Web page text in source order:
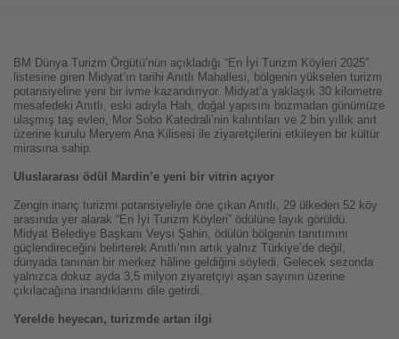
BM Dünya Turizm Örgütü’nün açıkladığı “En İyi Turizm Köyleri 2025”
listesine giren Midyat’ın tarihi Anıtlı Mahallesi, bölgenin yükselen turizm
potansiyeline yeni bir ivme kazandırıyor. Midyat’a yaklaşık 30 kilometre
mesafedeki Anıtlı, eski adıyla Hah, doğal yapısını bozmadan günümüze
ulaşmış taş evleri, Mor Sobo Katedrali’nin kalıntıları ve 2 bin yıllık anıt
üzerine kurulu Meryem Ana Kilisesi ile ziyaretçilerini etkileyen bir kültür
mirasına sahip.
Uluslararası ödül Mardin’e yeni bir vitrin açıyor
Zengin inanç turizmi potansiyeliyle öne çıkan Anıtlı, 29 ülkeden 52 köy
arasında yer alarak “En İyi Turizm Köyleri” ödülüne layık görüldü.
Midyat Belediye Başkanı Veysi Şahin, ödülün bölgenin tanıtımını
güçlendireceğini belirterek Anıtlı’nın artık yalnız Türkiye’de değil,
dünyada tanınan bir merkez hâline geldiğini söyledi. Gelecek sezonda
yalnızca dokuz ayda 3,5 milyon ziyaretçiyi aşan sayının üzerine
çıkılacağına inandıklarını dile getirdi.
Yerelde heyecan, turizmde artan ilgi